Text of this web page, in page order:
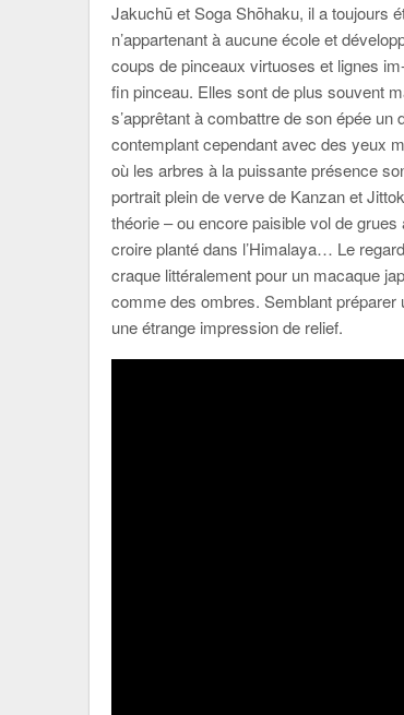
Jakuchū et Soga Shōhaku, il a toujours
n’appartenant à aucune école et
coups de pinceaux virtuoses et lignes
fin pinceau. Elles sont de plus souvent
s’apprêtant à combattre de son épée un
contemplant cependant avec des yeux
où les arbres à la puissante présence
portrait plein de verve de Kanzan et
théorie – ou encore paisible vol de
croire planté dans l’Himalaya… Le
craque littéralement pour un macaque
comme des ombres. Semblant
une étrange impression de relief.